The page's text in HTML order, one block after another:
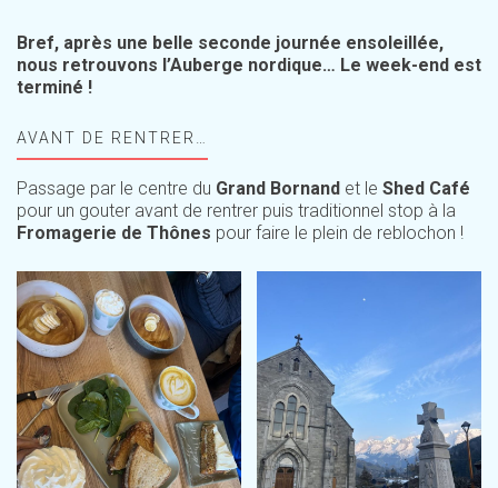
Bref, après une belle seconde journée ensoleillée,
nous retrouvons l’Auberge nordique… Le week-end est
terminé !
AVANT DE RENTRER…
Passage par le centre du Grand Bornand et le Shed Café
pour un gouter avant de rentrer puis traditionnel stop à la
Fromagerie de Thônes pour faire le plein de reblochon !